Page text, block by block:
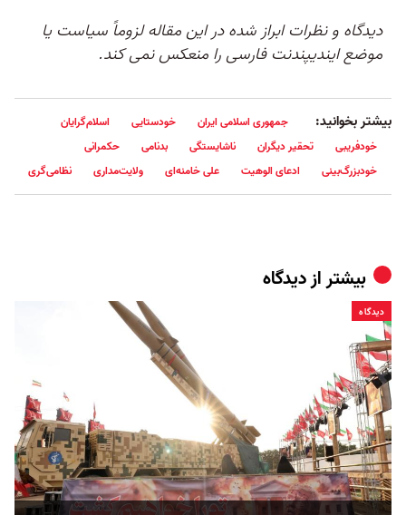
دیدگاه و نظرات ابراز شده در این مقاله لزوماً سیاست یا
موضع ایندیپندنت فارسی را منعکس نمی کند.
بیشتر بخوانید: جمهوری اسلامی ایران خودستایی
اسلام‌گرایان
خودفریبی
تحقیر دیگران ناشایستگی بدنامی
حکمرانی
خودبزرگ‌بینی
ادعای الوهیت علی خامنه‌ای ولایت‌مداری نظامی‌گری
بیشتر ازدیدگاه
دیدگاه